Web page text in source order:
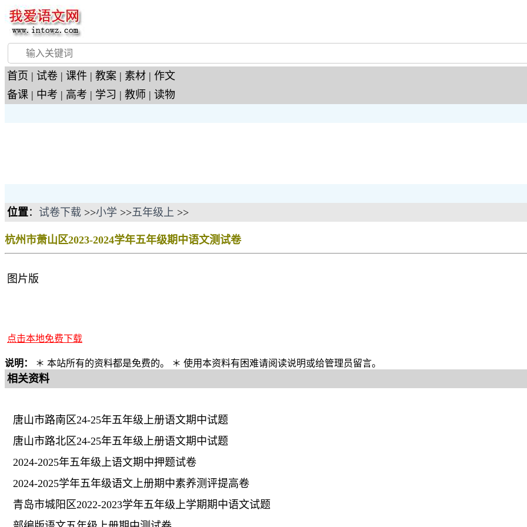
首页 | 试卷 | 课件 | 教案 | 素材 | 作文
备课 | 中考 | 高考 | 学习 | 教师 | 读物
位置： 试卷下载 >>小学 >>五年级上 >>
杭州市萧山区2023-2024学年五年级期中语文测试卷
图片版
点击本地免费下载
说明： ＊ 本站所有的资料都是免费的。 ＊ 使用本资料有困难请阅读说明或给管理员留言。
相关资料
唐山市路南区24-25年五年级上册语文期中试题
唐山市路北区24-25年五年级上册语文期中试题
2024-2025年五年级上语文期中押题试卷
2024-2025学年五年级语文上册期中素养测评提高卷
青岛市城阳区2022-2023学年五年级上学期期中语文试题